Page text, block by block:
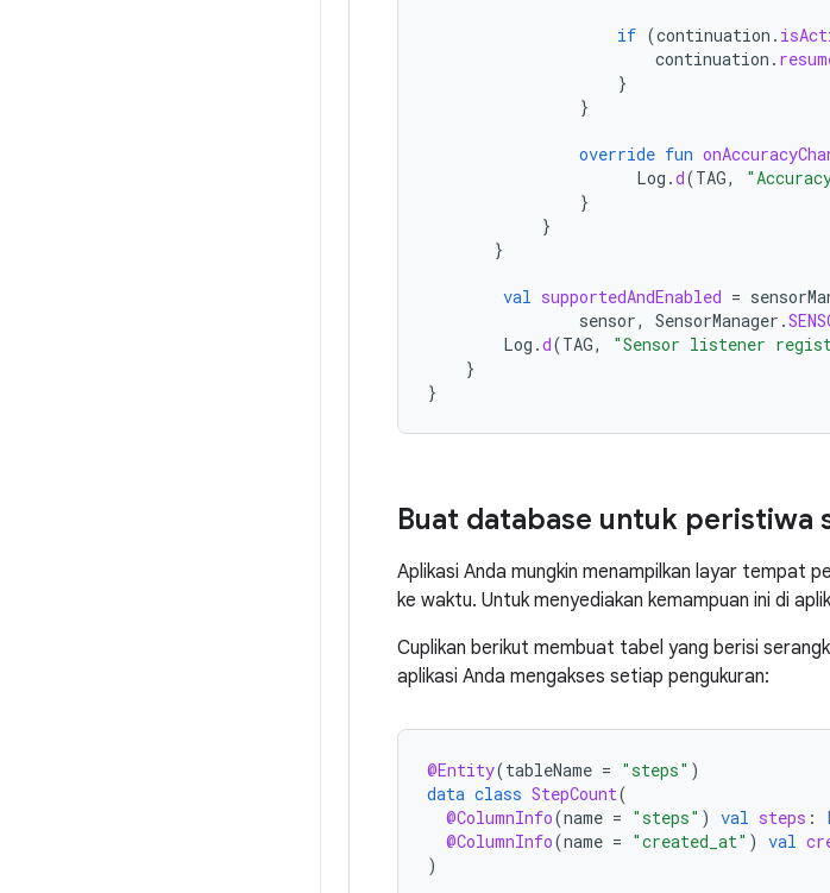
if (continuation .
continuation .
}
}
override fun
Log .d(TAG,
}
}
}
val supportedAndEnabled =
sensor, SensorManager .
Log .d(TAG, "Sensor listener
}
}
Buat database untuk peristiwa
Aplikasi Anda mungkin menampilkan layar tempat
ke waktu. Untuk menyediakan kemampuan ini di
Cuplikan berikut membuat tabel yang berisi
aplikasi Anda mengakses setiap pengukuran:
@Entity(tableName = "steps" )
data class StepCount(
@ColumnInfo(name = "steps" ) val steps :
@ColumnInfo(name = "created_at" ) val
)